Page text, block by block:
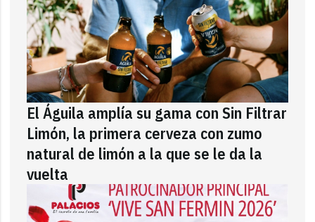
El Águila amplía su gama con Sin Filtrar
Limón, la primera cerveza con zumo
natural de limón a la que se le da la
vuelta